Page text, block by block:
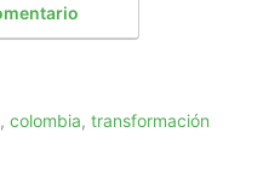
, colombia, transformación